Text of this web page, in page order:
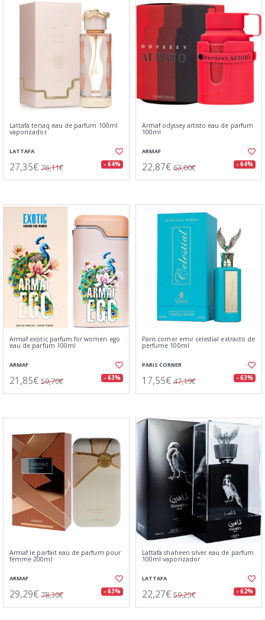
Lattafa teriaq eau de parfum 100ml
vaporizador
LATTAFA
27,35€ 76,11€ - 64%
Armaf odyssey artisto eau de parfum
100ml
ARMAF
22,87€ 63,00€ - 64%
Armaf exotic parfum for women ego
eau de parfum 100ml
ARMAF
21,85€ 59,70€ - 63%
Paris corner emir celestial extracto de
perfume 100ml
PARIS CORNER
17,55€ 47,19€ - 63%
Armaf le parfait eau de parfum pour
femme 200ml
ARMAF
29,29€ 78,30€ - 63%
Lattafa shaheen silver eau de parfum
100ml vaporizador
LATTAFA
22,27€ 59,25€ - 62%